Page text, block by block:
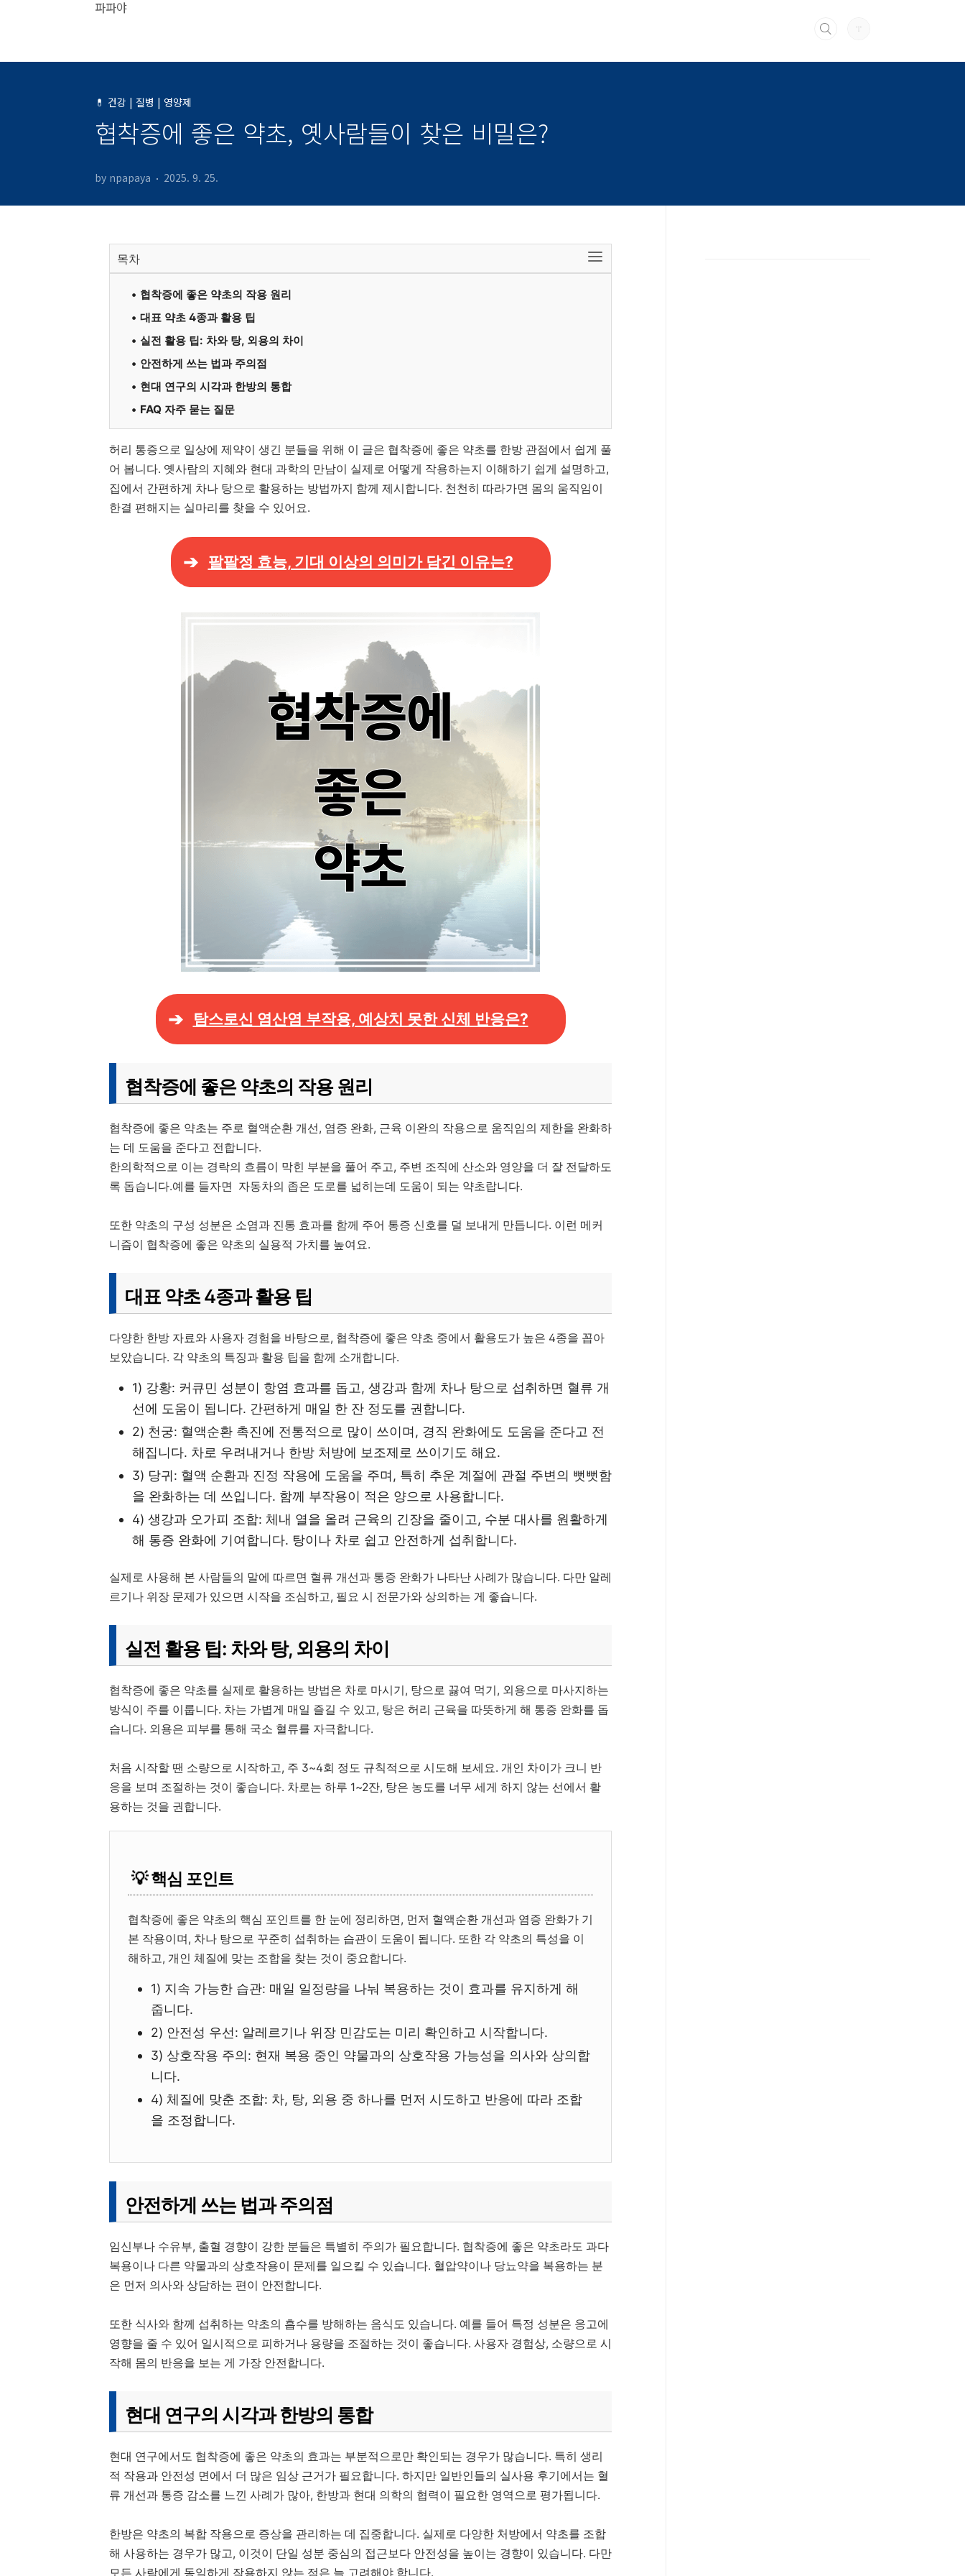
파파야
💊 건강 | 질병 | 영양제
협착증에 좋은 약초, 옛사람들이 찾은 비밀은?
by npapaya 2025. 9. 25.
목차
협착증에 좋은 약초의 작용 원리
대표 약초 4종과 활용 팁
실전 활용 팁: 차와 탕, 외용의 차이
안전하게 쓰는 법과 주의점
현대 연구의 시각과 한방의 통합
FAQ 자주 묻는 질문
허리 통증으로 일상에 제약이 생긴 분들을 위해 이 글은 협착증에 좋은 약초를 한방 관점에서 쉽게 풀
어 봅니다. 옛사람의 지혜와 현대 과학의 만남이 실제로 어떻게 작용하는지 이해하기 쉽게 설명하고,
집에서 간편하게 차나 탕으로 활용하는 방법까지 함께 제시합니다. 천천히 따라가면 몸의 움직임이
한결 편해지는 실마리를 찾을 수 있어요.
팔팔정 효능, 기대 이상의 의미가 담긴 이유는?
탐스로신 염산염 부작용, 예상치 못한 신체 반응은?
협착증에 좋은 약초의 작용 원리
협착증에 좋은 약초는 주로 혈액순환 개선, 염증 완화, 근육 이완의 작용으로 움직임의 제한을 완화하
는 데 도움을 준다고 전합니다.
한의학적으로 이는 경락의 흐름이 막힌 부분을 풀어 주고, 주변 조직에 산소와 영양을 더 잘 전달하도
록 돕습니다.예를 들자면 자동차의 좁은 도로를 넓히는데 도움이 되는 약초랍니다.
또한 약초의 구성 성분은 소염과 진통 효과를 함께 주어 통증 신호를 덜 보내게 만듭니다. 이런 메커
니즘이 협착증에 좋은 약초의 실용적 가치를 높여요.
대표 약초 4종과 활용 팁
다양한 한방 자료와 사용자 경험을 바탕으로, 협착증에 좋은 약초 중에서 활용도가 높은 4종을 꼽아
보았습니다. 각 약초의 특징과 활용 팁을 함께 소개합니다.
1) 강황: 커큐민 성분이 항염 효과를 돕고, 생강과 함께 차나 탕으로 섭취하면 혈류 개
선에 도움이 됩니다. 간편하게 매일 한 잔 정도를 권합니다.
2) 천궁: 혈액순환 촉진에 전통적으로 많이 쓰이며, 경직 완화에도 도움을 준다고 전
해집니다. 차로 우려내거나 한방 처방에 보조제로 쓰이기도 해요.
3) 당귀: 혈액 순환과 진정 작용에 도움을 주며, 특히 추운 계절에 관절 주변의 뻣뻣함
을 완화하는 데 쓰입니다. 함께 부작용이 적은 양으로 사용합니다.
4) 생강과 오가피 조합: 체내 열을 올려 근육의 긴장을 줄이고, 수분 대사를 원활하게
해 통증 완화에 기여합니다. 탕이나 차로 쉽고 안전하게 섭취합니다.
실제로 사용해 본 사람들의 말에 따르면 혈류 개선과 통증 완화가 나타난 사례가 많습니다. 다만 알레
르기나 위장 문제가 있으면 시작을 조심하고, 필요 시 전문가와 상의하는 게 좋습니다.
실전 활용 팁: 차와 탕, 외용의 차이
협착증에 좋은 약초를 실제로 활용하는 방법은 차로 마시기, 탕으로 끓여 먹기, 외용으로 마사지하는
방식이 주를 이룹니다. 차는 가볍게 매일 즐길 수 있고, 탕은 허리 근육을 따뜻하게 해 통증 완화를 돕
습니다. 외용은 피부를 통해 국소 혈류를 자극합니다.
처음 시작할 땐 소량으로 시작하고, 주 3~4회 정도 규칙적으로 시도해 보세요. 개인 차이가 크니 반
응을 보며 조절하는 것이 좋습니다. 차로는 하루 1~2잔, 탕은 농도를 너무 세게 하지 않는 선에서 활
용하는 것을 권합니다.
💡 핵심 포인트
협착증에 좋은 약초의 핵심 포인트를 한 눈에 정리하면, 먼저 혈액순환 개선과 염증 완화가 기
본 작용이며, 차나 탕으로 꾸준히 섭취하는 습관이 도움이 됩니다. 또한 각 약초의 특성을 이
해하고, 개인 체질에 맞는 조합을 찾는 것이 중요합니다.
1) 지속 가능한 습관: 매일 일정량을 나눠 복용하는 것이 효과를 유지하게 해
줍니다.
2) 안전성 우선: 알레르기나 위장 민감도는 미리 확인하고 시작합니다.
3) 상호작용 주의: 현재 복용 중인 약물과의 상호작용 가능성을 의사와 상의합
니다.
4) 체질에 맞춘 조합: 차, 탕, 외용 중 하나를 먼저 시도하고 반응에 따라 조합
을 조정합니다.
안전하게 쓰는 법과 주의점
임신부나 수유부, 출혈 경향이 강한 분들은 특별히 주의가 필요합니다. 협착증에 좋은 약초라도 과다
복용이나 다른 약물과의 상호작용이 문제를 일으킬 수 있습니다. 혈압약이나 당뇨약을 복용하는 분
은 먼저 의사와 상담하는 편이 안전합니다.
또한 식사와 함께 섭취하는 약초의 흡수를 방해하는 음식도 있습니다. 예를 들어 특정 성분은 응고에
영향을 줄 수 있어 일시적으로 피하거나 용량을 조절하는 것이 좋습니다. 사용자 경험상, 소량으로 시
작해 몸의 반응을 보는 게 가장 안전합니다.
현대 연구의 시각과 한방의 통합
현대 연구에서도 협착증에 좋은 약초의 효과는 부분적으로만 확인되는 경우가 많습니다. 특히 생리
적 작용과 안전성 면에서 더 많은 임상 근거가 필요합니다. 하지만 일반인들의 실사용 후기에서는 혈
류 개선과 통증 감소를 느낀 사례가 많아, 한방과 현대 의학의 협력이 필요한 영역으로 평가됩니다.
한방은 약초의 복합 작용으로 증상을 관리하는 데 집중합니다. 실제로 다양한 처방에서 약초를 조합
해 사용하는 경우가 많고, 이것이 단일 성분 중심의 접근보다 안전성을 높이는 경향이 있습니다. 다만
모든 사람에게 동일하게 작용하지 않는 점은 늘 고려해야 합니다.